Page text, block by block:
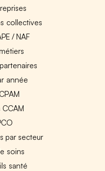
collectives
/ NAF
année
par secteur
soins
santé